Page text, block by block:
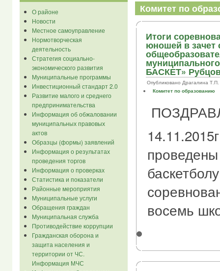
О районе
Новости
Местное самоуправление
Нормотворческая
деятельность
Стратегия социально-
экономического развития
Муниципальные программы
Инвестиционный стандарт 2.0
Развитие малого и среднего
предпринимательства
Информация об обжаловании
муниципальных правовых
актов
Образцы (формы) заявлений
Информация о результатах
проведения торгов
Информация о проверках
Статистика и показатели
Районные мероприятия
Муниципальные услуги
Обращения граждан
Муниципальная служба
Противодействие коррупции
Гражданская оборона и
защита населения и
территории от ЧС.
Информация МЧС
Комитет по
Итоги
юношей в зачет
БАСКЕТ»
Опубликовано Драгалина Т.П.
Комитет по образованию
восемь